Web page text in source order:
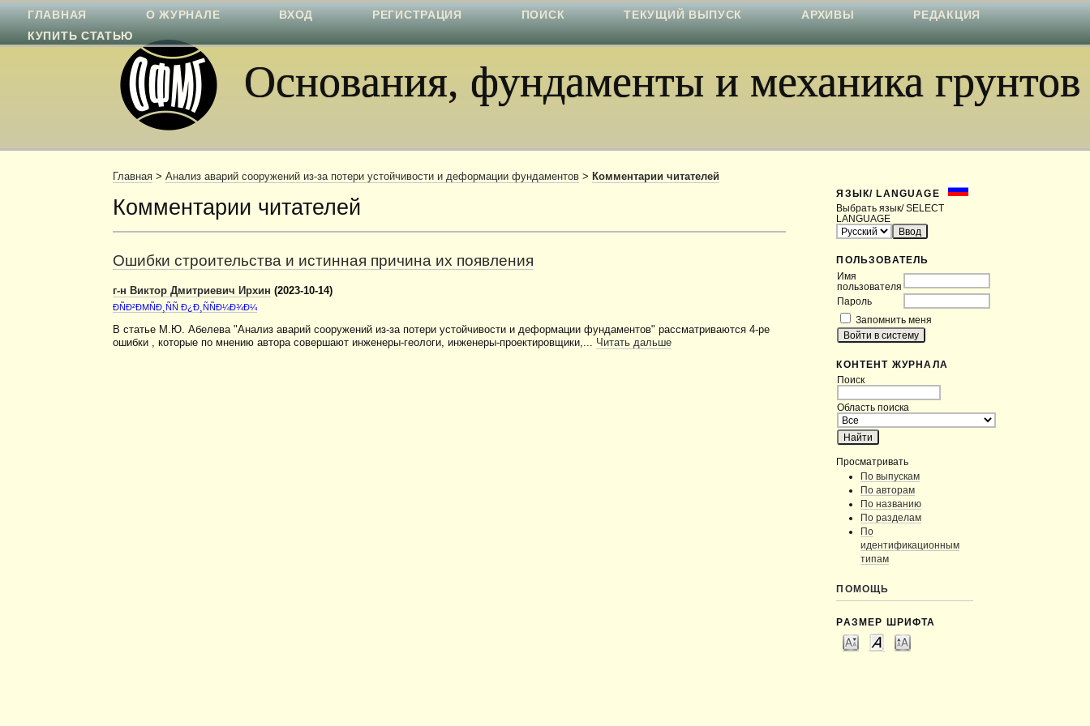
Основания, фундаменты и механика грунтов
ЯЗЫК/ LANGUAGE
Выбрать язык/ SELECT
LANGUAGE
ПОЛЬЗОВАТЕЛЬ
Имя
пользователя
Пароль
Запомнить меня
КОНТЕНТ ЖУРНАЛА
Поиск
Область поиска
Просматривать
По выпускам
По авторам
По названию
По разделам
По
идентификационным
типам
ПОМОЩЬ
РАЗМЕР ШРИФТА
ГЛАВНАЯ О ЖУРНАЛЕ ВХОД РЕГИСТРАЦИЯ ПОИСК ТЕКУЩИЙ ВЫПУСК АРХИВЫ
РЕДАКЦИЯ
КУПИТЬ СТАТЬЮ
Главная >Анализ аварий сооружений из-за потери устойчивости и деформации фундаментов > Комментарии читателей
Комментарии читателей
Ошибки строительства и истинная причина их появления
г-н Виктор Дмитриевич Ирхин (2023-10-14)
ÐÑÐ²ÐΜÑÐ¸ÑÑ Ð¿Ð¸ÑÑÐ¼Ð¾Ð¼
В статье М.Ю. Абелева "Анализ аварий сооружений из-за потери устойчивости и деформации фундаментов" рассматриваются 4-ре
ошибки , которые по мнению автора совершают инженеры-геологи, инженеры-проектировщики,... Читать дальше